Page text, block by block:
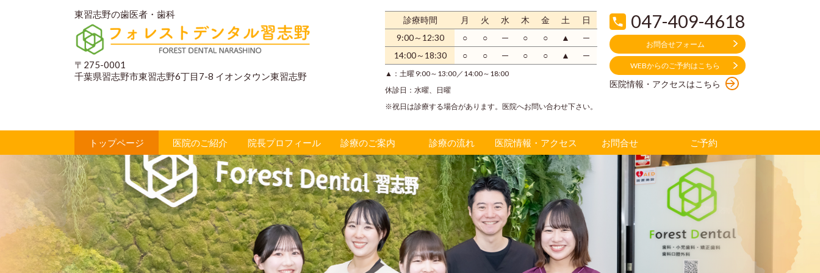
東習志野の歯医者・歯科
〒 275-0001
千葉県習志野市東習志野6丁目7-8 イオンタウン東習志野
診療時間 月 火 水 木 金 土
日
9:00～12:30
○ ○ ─ ○ ○ ▲
─
14:00～18:30
○ ○ ─ ○ ○ ▲ ─
▲： 土曜 9:00～13:00／14:00～18:00
休診日：水曜、日曜
※祝日は診療する場合があります。医院へお問い合わせ下さい。
047-409-4618
お問合せフォーム
WEBからのご予約はこちら
医院情報・アクセスはこちら
トップページ 医院のご紹介 院長プロフィール 診療のご案内 診療の流れ 医院情報・アクセス お問合せ ご予約